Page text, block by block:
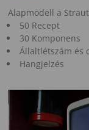
Alapmodell a
50 Recept
30 Komponens
Állaltlétszám és
Hangjelzés